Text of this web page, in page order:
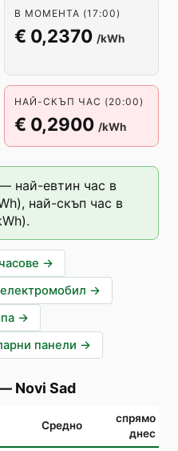
В МОМЕНТА (17:00)
€ 0,2370 /kWh
НАЙ-СКЪП ЧАС (20:00)
€ 0,2900 /kWh
най-евтин час в
най-скъп час в
→
→
→
панели →
Novi Sad
Средно
спрямо
днес